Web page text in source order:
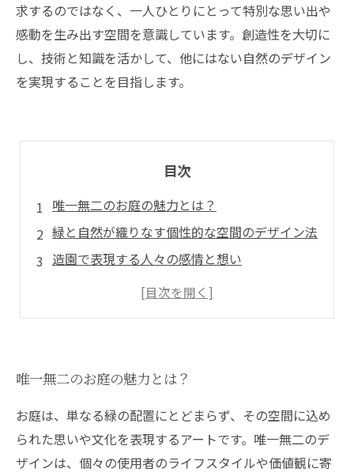
求するのではなく、一人ひとりにとって特別な思い出や
感動を生み出す空間を意識しています。創造性を大切に
し、技術と知識を活かして、他にはない自然のデザイン
を実現することを目指します。
目次
唯一無二のお庭の魅力とは？
緑と自然が織りなす個性的な空間のデザイン法
造園で表現する人々の感情と想い
特別な思い出を生み出す造園の力
唯一無二のお庭の魅力とは？
お庭は、単なる緑の配置にとどまらず、その空間に込め
られた思いや文化を表現するアートです。唯一無二のデ
ザインは、個々の使用者のライフスタイルや価値観に寄